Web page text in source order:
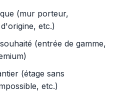
(mur porteur,
etc.)
(entrée de gamme,
(étage sans
etc.)